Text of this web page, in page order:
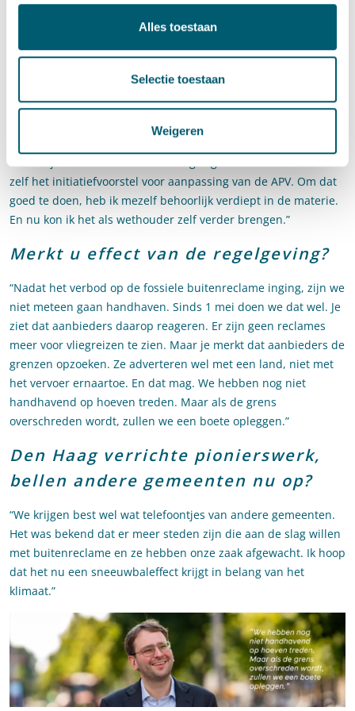
Alles toestaan
Selectie toestaan
Weigeren
reclamezuil in de buurt boodschappen van de gemeente zelf
uitzendt.
U lijkt goed thuis in de juridische
achtergronden of niet?
zelf het initiatiefvoorstel voor aanpassing van de APV. Om dat
goed te doen, heb ik mezelf behoorlijk verdiept in de materie.
En nu kon ik het als wethouder zelf verder brengen.”
Merkt u effect van de regelgeving?
“Nadat het verbod op de fossiele buitenreclame inging, zijn we
niet meteen gaan handhaven. Sinds 1 mei doen we dat wel. Je
ziet dat aanbieders daarop reageren. Er zijn geen reclames
meer voor vliegreizen te zien. Maar je merkt dat aanbieders de
grenzen opzoeken. Ze adverteren wel met een land, niet met
het vervoer ernaartoe. En dat mag. We hebben nog niet
handhavend op hoeven treden. Maar als de grens
overschreden wordt, zullen we een boete opleggen.”
Den Haag verrichte pionierswerk,
bellen andere gemeenten nu op?
“We krijgen best wel wat telefoontjes van andere gemeenten.
Het was bekend dat er meer steden zijn die aan de slag willen
met buitenreclame en ze hebben onze zaak afgewacht. Ik hoop
dat het nu een sneeuwbaleffect krijgt in belang van het
klimaat.”